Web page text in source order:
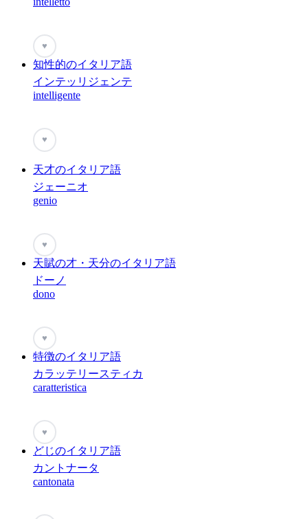
♥
知性的のイタリア語
インテッリジェンテ
intelligente
♥
天才のイタリア語
ジェーニオ
genio
♥
天賦の才・天分のイタリア語
ドーノ
dono
♥
特徴のイタリア語
カラッテリースティカ
caratteristica
♥
どじのイタリア語
カントナータ
cantonata